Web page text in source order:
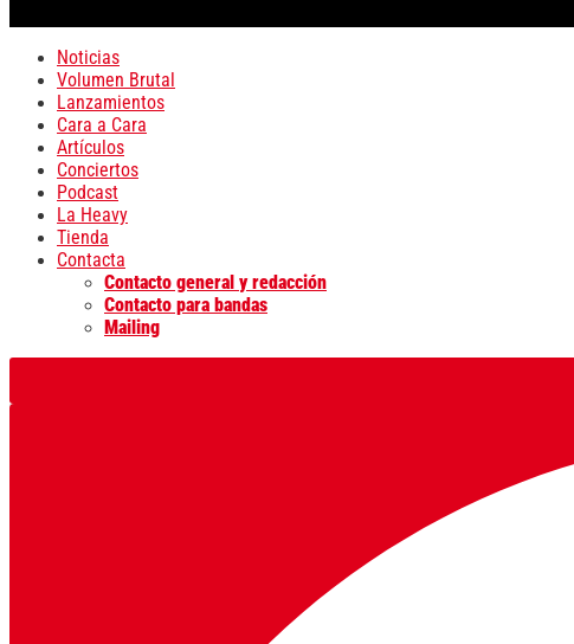
Noticias
Volumen Brutal
Lanzamientos
Cara a Cara
Artículos
Conciertos
Podcast
La Heavy
Tienda
Contacta
Contacto general y redacción
Contacto para bandas
Mailing